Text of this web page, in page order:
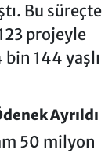
Bu süreçte
projeyle
144 yaşlı
Ayrıldı
50 milyon